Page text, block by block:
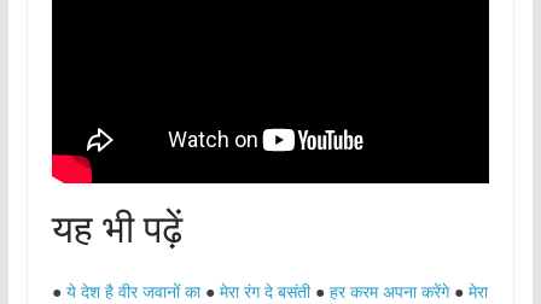
यह भी पढ़ें
● ये देश है वीर जवानों का● मेरा रंग दे बसंती● हर करम अपना करेंगे● मेरा